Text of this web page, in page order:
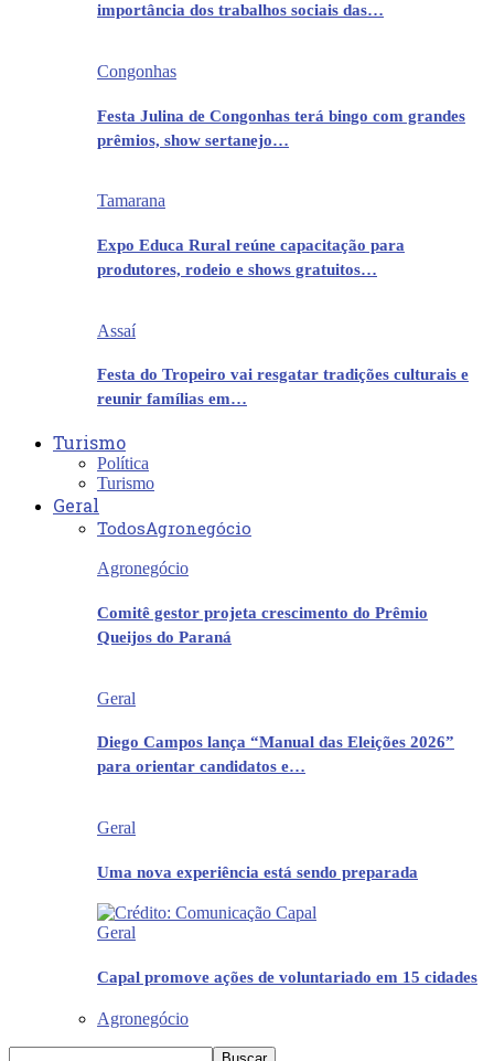
importância dos trabalhos sociais das…
Congonhas
Festa Julina de Congonhas terá bingo com grandes
prêmios, show sertanejo…
Tamarana
Expo Educa Rural reúne capacitação para
produtores, rodeio e shows gratuitos…
Assaí
Festa do Tropeiro vai resgatar tradições culturais e
reunir famílias em…
Turismo
Política
Turismo
Geral
TodosAgronegócio
Agronegócio
Comitê gestor projeta crescimento do Prêmio
Queijos do Paraná
Geral
Diego Campos lança “Manual das Eleições 2026”
para orientar candidatos e…
Geral
Uma nova experiência está sendo preparada
Geral
Capal promove ações de voluntariado em 15 cidades
Agronegócio